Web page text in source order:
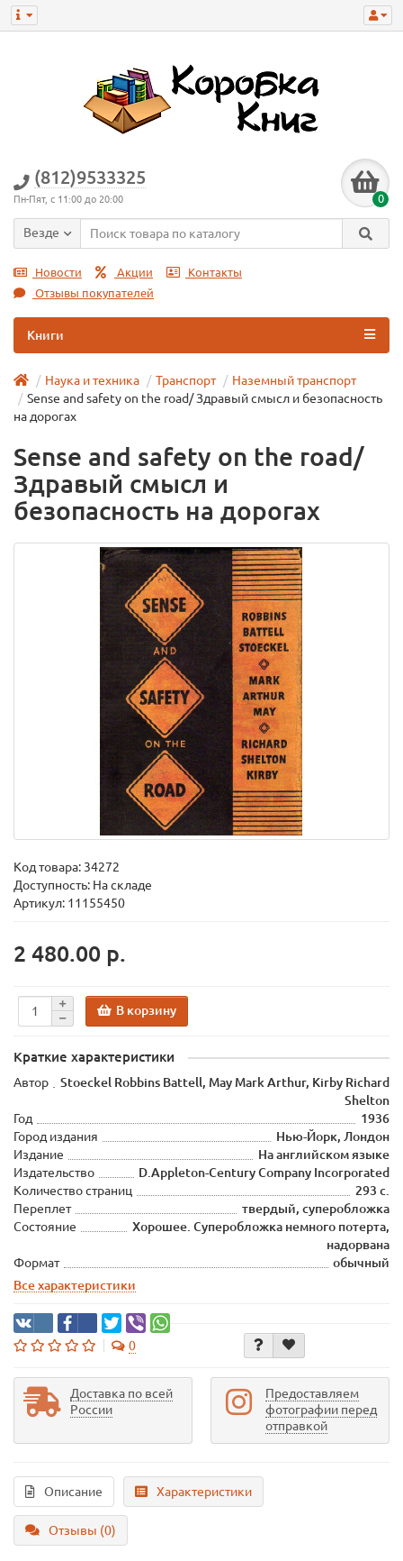
(812)9533325
Пн-Пят, с 11:00 до 20:00 0
Везде
Новости Акции
Контакты
Отзывы покупателей
Книги
Наука и техника Транспорт
Наземный транспорт
Sense and safety on the road/ Здравый смысл и безопасность
на дорогах
Sense and safety on the road/
Здравый смысл и
безопасность на дорогах
Код товара: 34272
Доступность: На складе
Артикул: 11155450
2 480.00 р.
В корзину
Краткие характеристики
Автор
Stoeckel Robbins Battell, May Mark Arthur, Kirby Richard
Shelton
Год
1936
Город издания
Нью-Йорк, Лондон
Издание
На английском языке
Издательство
D.Appleton-Century Company Incorporated
Количество страниц
293 с.
Переплет
твердый, суперобложка
Состояние
Хорошее. Суперобложка немного потерта,
надорвана
Формат
обычный
Все характеристики
0
Доставка по всей
России
Предоставляем
фотографии перед
отправкой
Описание Характеристики
Отзывы (0)